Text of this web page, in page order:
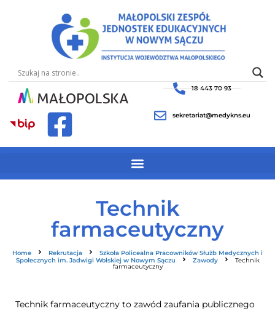
18 443 70 93
sekretariat@medykns.eu
Technik
farmaceutyczny
Home Rekrutacja
Szkoła Policealna Pracowników Służb Medycznych i
Społecznych im. Jadwigi Wolskiej w Nowym Sączu
Zawody Technik
farmaceutyczny
Technik farmaceutyczny to zawód zaufania publicznego